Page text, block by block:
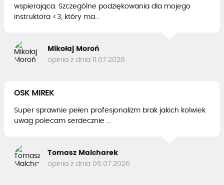
wspierająca. Szczególne podziękowania dla mojego
instruktora <3, który ma...
Mikołaj Moroń
opinia z dnia 11.07.2026
OSK MIREK
Super sprawnie pełen profesjonalizm brak jakich kolwiek
uwag polecam serdecznie ...
Tomasz Malcharek
opinia z dnia 06.07.2026